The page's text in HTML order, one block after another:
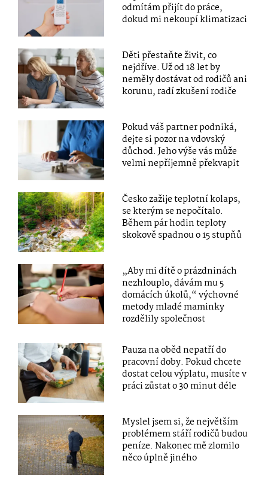
odmítám přijít do práce,
dokud mi nekoupí klimatizaci
Děti přestaňte živit, co
nejdříve. Už od 18 let by
neměly dostávat od rodičů ani
korunu, radí zkušení rodiče
Pokud váš partner podniká,
dejte si pozor na vdovský
důchod. Jeho výše vás může
velmi nepříjemně překvapit
Česko zažije teplotní kolaps,
se kterým se nepočítalo.
Během pár hodin teploty
skokově spadnou o 15 stupňů
„Aby mi dítě o prázdninách
nezhlouplo, dávám mu 5
domácích úkolů,“ výchovné
metody mladé maminky
rozdělily společnost
Pauza na oběd nepatří do
pracovní doby. Pokud chcete
dostat celou výplatu, musíte v
práci zůstat o 30 minut déle
Myslel jsem si, že největším
problémem stáří rodičů budou
peníze. Nakonec mě zlomilo
něco úplně jiného